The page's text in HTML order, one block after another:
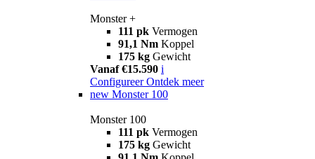
Monster +
111 pk Vermogen
91,1 Nm Koppel
175 kg Gewicht
Vanaf €15.590 i
Configureer Ontdek meer
new Monster 100
Monster 100
111 pk Vermogen
175 kg Gewicht